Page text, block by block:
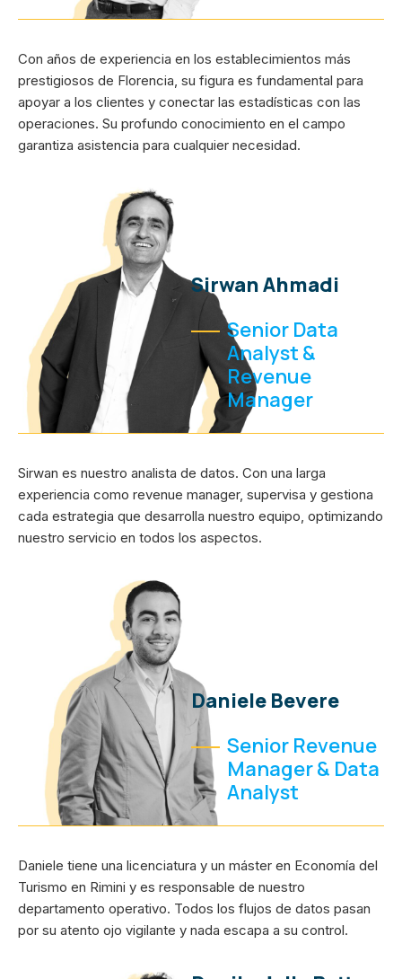
Con años de experiencia en los establecimientos más
prestigiosos de Florencia, su figura es fundamental para
apoyar a los clientes y conectar las estadísticas con las
operaciones. Su profundo conocimiento en el campo
garantiza asistencia para cualquier necesidad.
Sirwan Ahmadi
Senior Data
Analyst &
Revenue
Manager
Sirwan es nuestro analista de datos. Con una larga
experiencia como revenue manager, supervisa y gestiona
cada estrategia que desarrolla nuestro equipo, optimizando
nuestro servicio en todos los aspectos.
Daniele Bevere
Senior Revenue
Manager & Data
Analyst
Daniele tiene una licenciatura y un máster en Economía del
Turismo en Rimini y es responsable de nuestro
departamento operativo. Todos los flujos de datos pasan
por su atento ojo vigilante y nada escapa a su control.